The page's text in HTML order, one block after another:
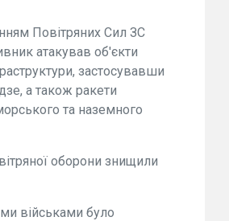
Повітряних Сил ЗС
атакував об'єкти
застосувавши
а також ракети
та наземного
оборони знищили
військами було